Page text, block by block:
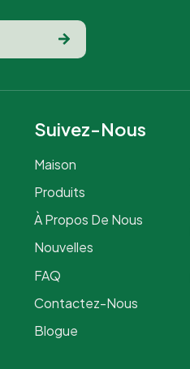
Suivez-Nous
Maison
Produits
À Propos De Nous
Nouvelles
FAQ
Contactez-Nous
Blogue